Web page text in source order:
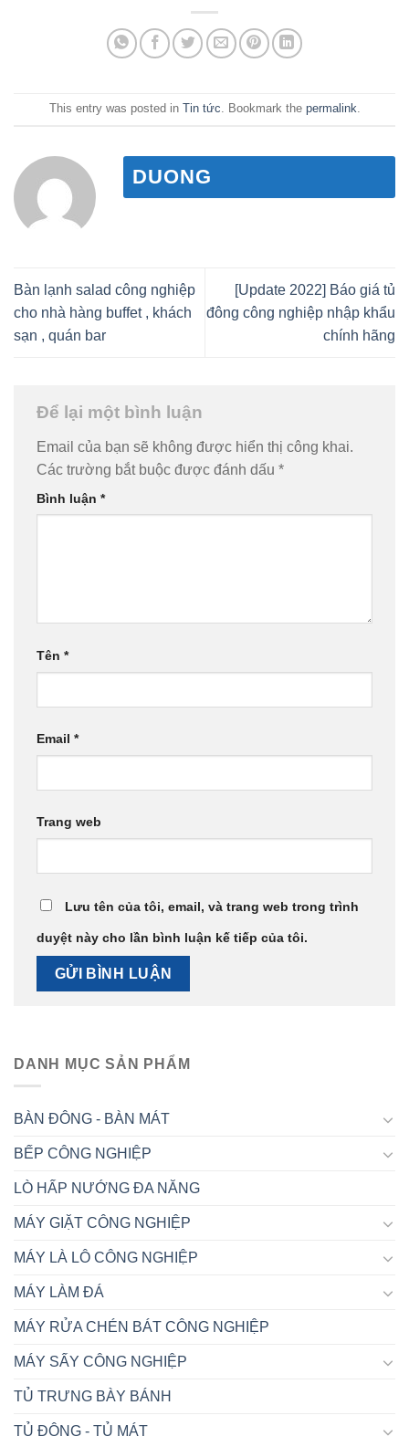
This entry was posted in Tin tức . Bookmark the permalink
DUONG
Bàn lạnh salad công nghiệp
cho nhà hàng buffet , khách
sạn , quán bar
[Update 2022] Báo giá tủ
đông công nghiệp nhập khẩu
chính hãng
Để lại một bình luận
Email của bạn sẽ không được hiển thị công khai.
Các trường bắt buộc được đánh dấu *
Bình luận *
Tên *
Email *
Trang web
Lưu tên của tôi, email, và trang web trong trình
duyệt này cho lần bình luận kế tiếp của tôi.
DANH MỤC SẢN PHẨM
BÀN ĐÔNG - BÀN MÁT
BẾP CÔNG NGHIỆP
LÒ HẤP NƯỚNG ĐA NĂNG
MÁY GIẶT CÔNG NGHIỆP
MÁY LÀ LÔ CÔNG NGHIỆP
MÁY LÀM ĐÁ
MÁY RỬA CHÉN BÁT CÔNG NGHIỆP
MÁY SẤY CÔNG NGHIỆP
TỦ TRƯNG BÀY BÁNH
TỦ ĐÔNG - TỦ MÁT